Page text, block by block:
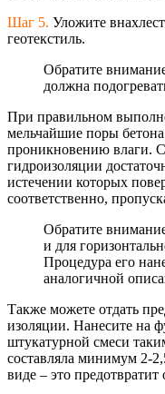
Шаг 5. Уложите
геотекстиль.
Обратите
должна
При правильном
мельчайшие поры
проникновению влаги.
гидроизоляции
истечении которых
соответственно,
Обратите
и для
Процедура его
аналогичной
Также можете отдать
изоляции. Нанесите на
штукатурной смеси
составляла минимум 2-
виде – это